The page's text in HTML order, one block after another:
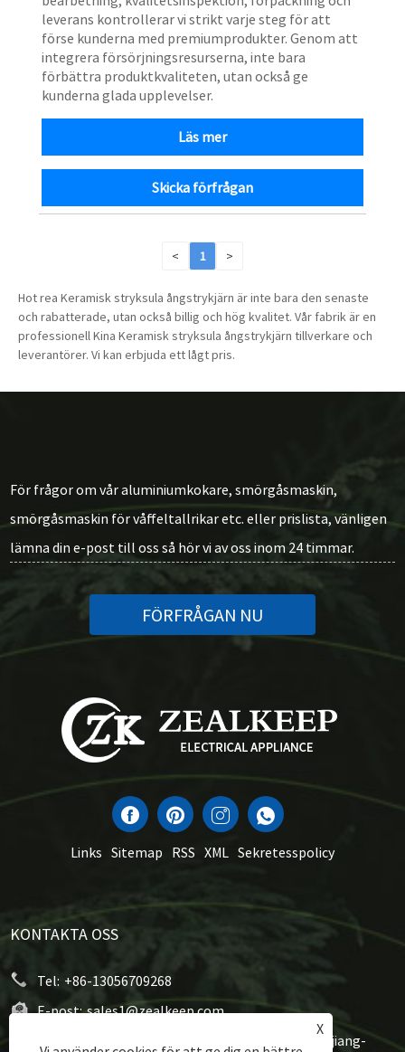
leverans kontrollerar vi strikt varje steg för att
förse kunderna med premiumprodukter. Genom att
integrera försörjningsresurserna, inte bara
förbättra produktkvaliteten, utan också ge
kunderna glada upplevelser.
Läs mer
Skicka förfrågan
< 1 >
Hot rea Keramisk stryksula ångstrykjärn är inte bara den senaste
och rabatterade, utan också billig och hög kvalitet. Vår fabrik är en
professionell Kina Keramisk stryksula ångstrykjärn tillverkare och
leverantörer. Vi kan erbjuda ett lågt pris.
För frågor om vår aluminiumkokare, smörgåsmaskin,
smörgåsmaskin för våffeltallrikar etc. eller prislista, vänligen
lämna din e-post till oss så hör vi av oss inom 24 timmar.
FÖRFRÅGAN NU
Links Sitemap RSS XML Sekretesspolicy
KONTAKTA OSS
Tel: +86-13056709268
E-post: sales1@zealkeep.com
Gutang Street, Cixi City, Ningbo City, Zhejiang-
X